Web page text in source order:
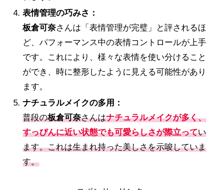
表情管理の巧みさ：
板倉可奈さんは「表情管理が完璧」と評されるほ
ど、パフォーマンス中の表情コントロールが上手
です。これにより、様々な表情を使い分けること
ができ、時に整形したように見える可能性があり
ます。
ナチュラルメイクの多用：
普段の板倉可奈さんはナチュラルメイクが多く、
すっぴんに近い状態でも可愛らしさが際立ってい
ます。これは生まれ持った美しさを示唆していま
す。